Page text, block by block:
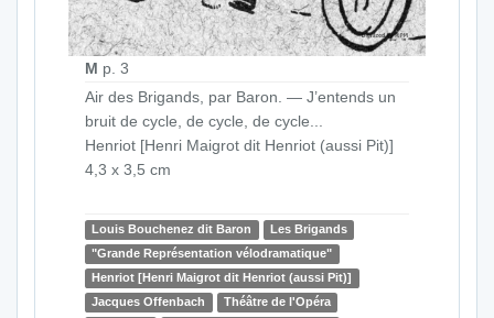
M p. 3
Air des Brigands, par Baron. — J’entends un
bruit de cycle, de cycle, de cycle...
Henriot [Henri Maigrot dit Henriot (aussi Pit)]
4,3 x 3,5 cm
Louis Bouchenez dit Baron
Les Brigands
"Grande Représentation vélodramatique"
Henriot [Henri Maigrot dit Henriot (aussi Pit)]
Jacques Offenbach
Théâtre de l'Opéra